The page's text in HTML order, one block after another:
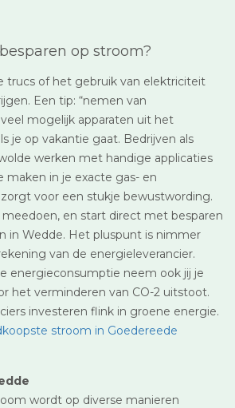
op stroom?
trucs of het gebruik van elektriciteit
Een tip: “nemen van
mogelijk apparaten uit het
je op vakantie gaat. Bedrijven als
werken met handige applicaties
maken in je exacte gas- en
voor een stukje bewustwording.
meedoen, en start direct met besparen
in Wedde. Het pluspunt is nimmer
van de energieleverancier.
energieconsumptie neem ook jij je
het verminderen van CO-2 uitstoot.
investeren flink in groene energie.
stroom in Goedereede
wordt op diverse manieren